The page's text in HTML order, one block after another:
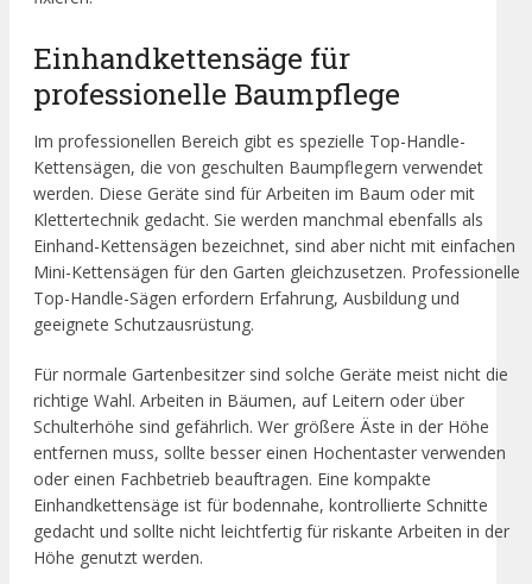
Einhandkettensäge für
professionelle Baumpflege
Im professionellen Bereich gibt es spezielle Top-Handle-
Kettensägen, die von geschulten Baumpflegern verwendet
werden. Diese Geräte sind für Arbeiten im Baum oder mit
Klettertechnik gedacht. Sie werden manchmal ebenfalls als
Einhand-Kettensägen bezeichnet, sind aber nicht mit einfachen
Mini-Kettensägen für den Garten gleichzusetzen. Professionelle
Top-Handle-Sägen erfordern Erfahrung, Ausbildung und
geeignete Schutzausrüstung.
Für normale Gartenbesitzer sind solche Geräte meist nicht die
richtige Wahl. Arbeiten in Bäumen, auf Leitern oder über
Schulterhöhe sind gefährlich. Wer größere Äste in der Höhe
entfernen muss, sollte besser einen Hochentaster verwenden
oder einen Fachbetrieb beauftragen. Eine kompakte
Einhandkettensäge ist für bodennahe, kontrollierte Schnitte
gedacht und sollte nicht leichtfertig für riskante Arbeiten in der
Höhe genutzt werden.